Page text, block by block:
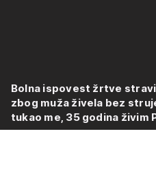
Bolna ispovest žrtve
zbog muža živela bez
tukao me, 35 godina živim